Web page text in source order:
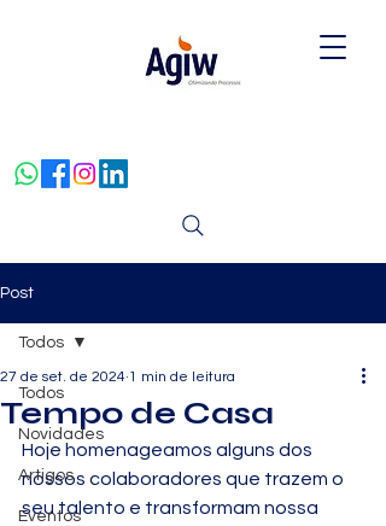
Post
Todos
Novidades
Artigos
Eventos
Todos
Tempo de Casa
27 de set. de 2024 1 min de leitura
Hoje homenageamos alguns dos
nossos colaboradores que trazem o
seu talento e transformam nossa